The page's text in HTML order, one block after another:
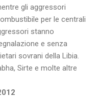
gli aggressori
per le centrali
stanno
e senza
sovrani della Libia.
Sirte e molte altre